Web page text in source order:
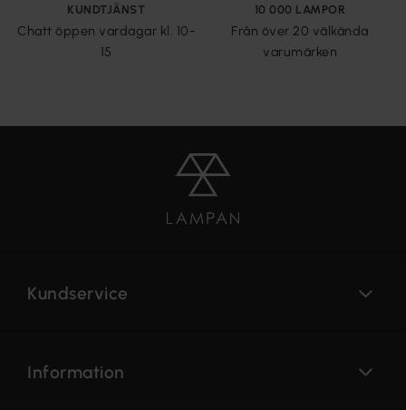
KUNDTJÄNST
Chatt öppen vardagar kl. 10-
15
10 000 LAMPOR
Från över 20 välkända
varumärken
Kundservice
Information